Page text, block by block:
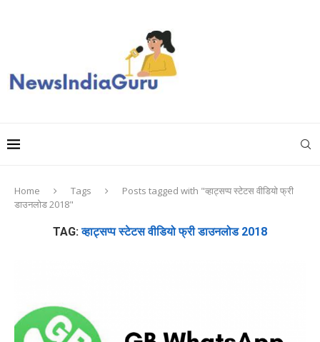
Home Tags
Posts tagged with "व्हाट्सप्प स्टेटस वीडियो फ्री
डाउनलोड 2018"
TAG:व्हाट्सप्प स्टेटस वीडियो फ्री डाउनलोड 2018